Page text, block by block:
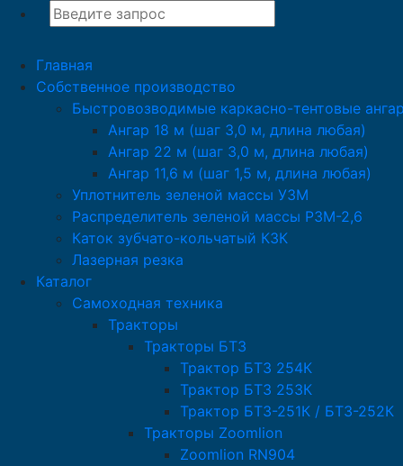
Главная
Собственное производство
Быстровозводимые каркасно-тентовые
Ангар 18 м (шаг 3,0 м, длина любая)
Ангар 22 м (шаг 3,0 м, длина любая)
Ангар 11,6 м (шаг 1,5 м, длина любая)
Уплотнитель зеленой массы УЗМ
Распределитель зеленой массы РЗМ-2,6
Каток зубчато-кольчатый КЗК
Лазерная резка
Каталог
Самоходная техника
Тракторы
Тракторы БТЗ
Трактор БТЗ 254К
Трактор БТЗ 253К
Трактор БТЗ-251К / БТЗ-252К
Тракторы Zoomlion
Zoomlion RN904